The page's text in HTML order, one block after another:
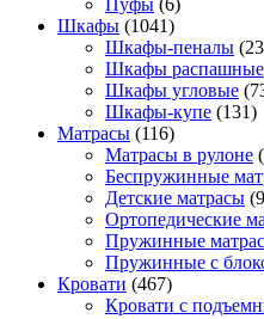
Пуфы (6)
Шкафы (1041)
Шкафы-пеналы
Шкафы распашные
Шкафы угловые
Шкафы-купе (131)
Матрасы (116)
Матрасы в рулоне
Беспружинные
Детские матрасы
Ортопедические
Пружинные
Пружинные с
Кровати (467)
Кровати с